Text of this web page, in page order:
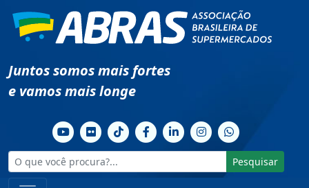
Juntos somos mais fortes
e vamos mais longe
Pesquisar